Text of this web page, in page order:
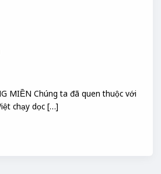
MIỀN Chúng ta đã quen thuộc với
chạy dọc […]